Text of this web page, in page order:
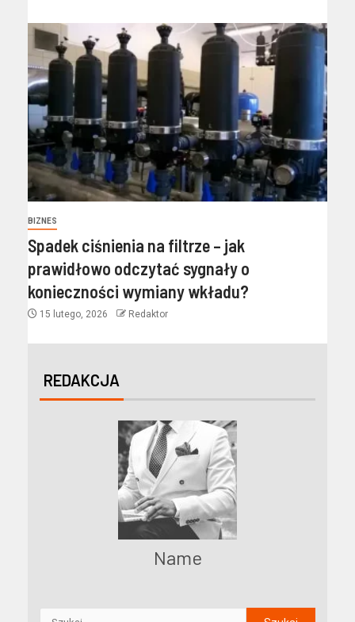
BIZNES
Spadek ciśnienia na filtrze – jak
prawidłowo odczytać sygnały o
konieczności wymiany wkładu?
15 lutego, 2026 Redaktor
REDAKCJA
Name